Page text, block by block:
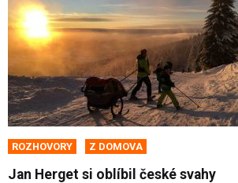
ROZHOVORY Z DOMOVA
Jan Herget si oblíbil české svahy